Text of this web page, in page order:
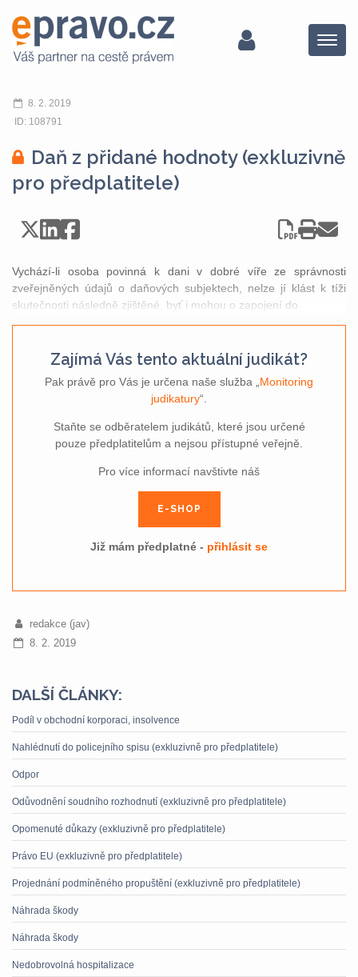
Menu
8. 2. 2019
ID: 108791
Daň z přidané hodnoty (exkluzivně
pro předplatitele)
Vychází-li osoba povinná k dani v dobré víře ze správnosti
zveřejněných údajů o daňových subjektech, nelze jí klást k tíži
skutečnosti následně zjištěné, byť i mohou o zapojení do
Zajímá Vás tento aktuální judikát?
Pak právě pro Vás je určena naše služba „ Monitoring
judikatury“.
Staňte se odběratelem judikátů, které jsou určené
pouze předplatitelům a nejsou přístupné veřejně.
Pro více informací navštivte náš
E-SHOP
Již mám předplatné - přihlásit se
redakce (jav)
8. 2. 2019
DALŠÍ ČLÁNKY:
Podíl v obchodní korporaci, insolvence
Nahlédnutí do policejního spisu (exkluzivně pro předplatitele)
Odpor
Odůvodnění soudního rozhodnutí (exkluzivně pro předplatitele)
Opomenuté důkazy (exkluzivně pro předplatitele)
Právo EU (exkluzivně pro předplatitele)
Projednání podmíněného propuštění (exkluzivně pro předplatitele)
Náhrada škody
Náhrada škody
Nedobrovolná hospitalizace